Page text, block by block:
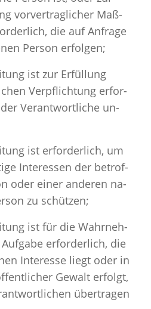
vor­ver­trag­li­cher Maß­
die auf An­fra­ge
Per­son er­fol­gen;
ist zur Er­fül­lung
Ver­pflich­tung er­for­
Ver­ant­wort­li­che un­
ist er­for­der­lich, um
In­ter­es­sen der be­trof­
oder einer an­de­ren na­
zu schüt­zen;
ist für die Wahr­neh­
er­for­der­lich, die
In­ter­es­se liegt oder in
Ge­walt er­folgt,
über­tra­gen